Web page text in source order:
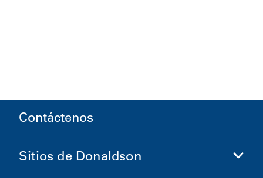
Contáctenos
Sitios de Donaldson